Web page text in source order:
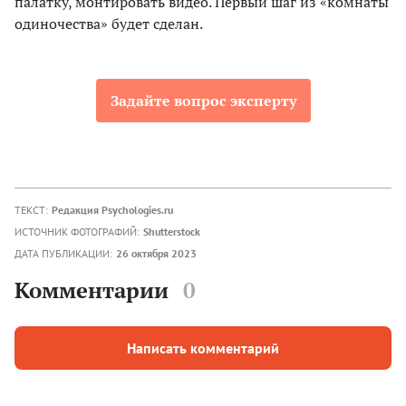
одиночества» будет сделан.
Задайте вопрос эксперту
ТЕКСТ: Редакция Psychologies.ru
ИСТОЧНИК ФОТОГРАФИЙ: Shutterstock
ДАТА ПУБЛИКАЦИИ: 26 октября 2023
Комментарии 0
Написать комментарий